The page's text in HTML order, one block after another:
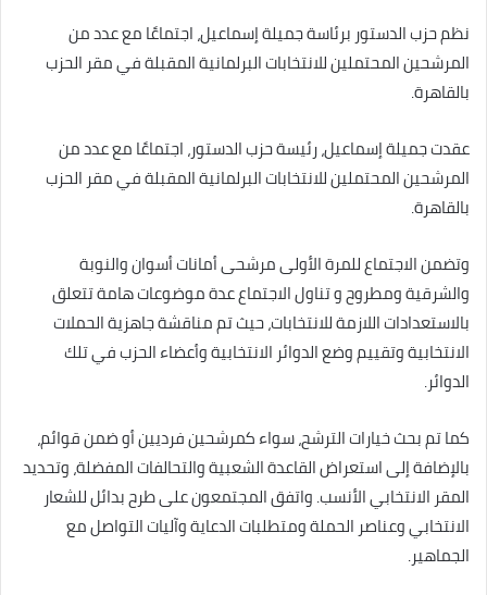
نظم حزب الدستور برئاسة جميلة إسماعيل، اجتماعًا مع عدد من
المرشحين المحتملين للانتخابات البرلمانية المقبلة في مقر الحزب
بالقاهرة.
عقدت جميلة إسماعيل، رئيسة حزب الدستور، اجتماعًا مع عدد من
المرشحين المحتملين للانتخابات البرلمانية المقبلة في مقر الحزب
بالقاهرة.
وتضمن الاجتماع للمرة الأولى مرشحى أمانات أسوان والنوبة
والشرقية ومطروح و تناول الاجتماع عدة موضوعات هامة تتعلق
بالاستعدادات اللازمة للانتخابات، حيث تم مناقشة جاهزية الحملات
الانتخابية وتقييم وضع الدوائر الانتخابية وأعضاء الحزب في تلك
الدوائر.
كما تم بحث خيارات الترشح، سواء كمرشحين فرديين أو ضمن قوائم،
بالإضافة إلى استعراض القاعدة الشعبية والتحالفات المفضلة، وتحديد
المقر الانتخابي الأنسب. واتفق المجتمعون على طرح بدائل للشعار
الانتخابي وعناصر الحملة ومتطلبات الدعاية وآليات التواصل مع
الجماهير.